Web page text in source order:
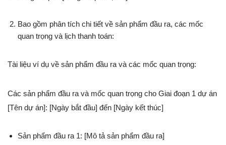
Bao gồm phân tích chi tiết về sản phẩm đầu ra, các mốc
quan trọng và lịch thanh toán:
Tài liệu ví dụ về sản phẩm đầu ra và các mốc quan trọng:
Các sản phẩm đầu ra và mốc quan trọng cho Giai đoạn 1 dự án
[Tên dự án]: [Ngày bắt đầu] đến [Ngày kết thúc]
Sản phẩm đầu ra 1: [Mô tả sản phẩm đầu ra]